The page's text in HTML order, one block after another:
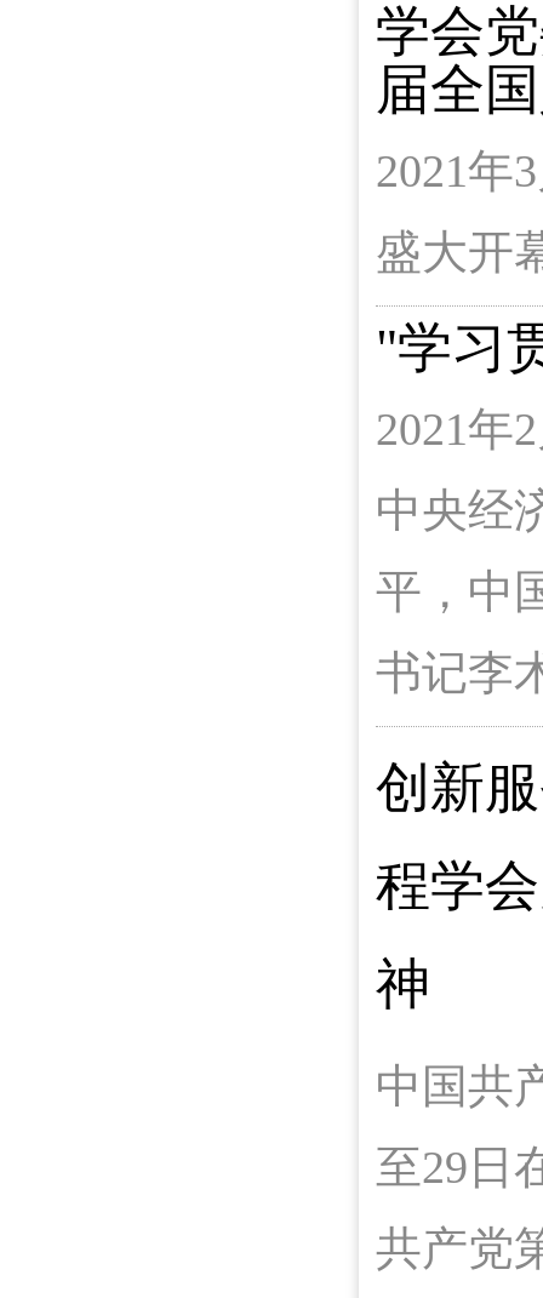
学会
届全
2021年
盛大开
"学习
2021年
中央经
平，中
书记李
创新
程学
神
中国共
至29日
共产党